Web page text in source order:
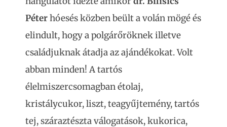
Péterhóesés közben beült a volán mögé és
elindult, hogy a polgárőröknek illetve
családjuknak átadja az ajándékokat. Volt
abban minden! A tartós
élelmiszercsomagban étolaj,
kristálycukor, liszt, teagyűjtemény, tartós
tej, száraztészta válogatások, kukorica,